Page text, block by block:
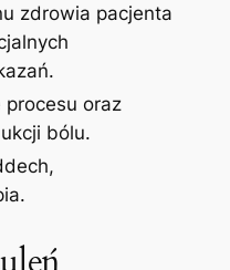
zdrowia pacjenta
procesu oraz
bólu.